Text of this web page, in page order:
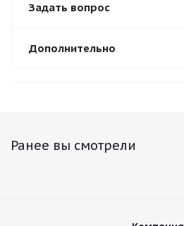
Задать вопрос
Дополнительно
Ранее вы смотрели